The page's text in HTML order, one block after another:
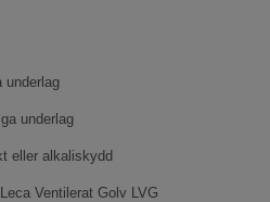
underlag
underlag
eller alkaliskydd
Ventilerat Golv LVG